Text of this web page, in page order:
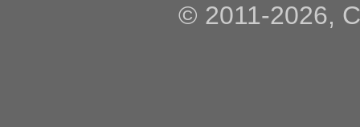
© 2011-2026,